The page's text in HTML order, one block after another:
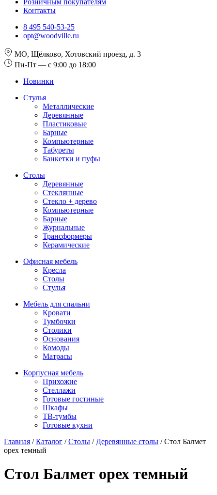
Контакты
8 495 540-53-25
opt@woodville.ru
МО, Щёлково, Хотовский проезд, д. 3
Пн-Пт — с 9:00 до 18:00
Новинки
Стулья
Металлические
Деревянные
Пластиковые
Барные
Компьютерные
Табуреты
Банкетки и пуфы
Столы
Деревянные
Стеклянные
Стекло + дерево
Компьютерные
Барные
Журнальные
Трансформеры
Керамические
Офисная мебель
Кресла
Столы
Стулья
Мебель для спальни
Кровати
Тумбочки
Столики
Основания
Комоды
Матрасы
Корпусная мебель
Прихожие
Стеллажи
Готовые гостиные
Шкафы
ТВ-тумбы
Готовые кухни
Главная /Каталог /Столы / Деревянные столы /Стол Балмет
орех темный
Стол Балмет орех темный